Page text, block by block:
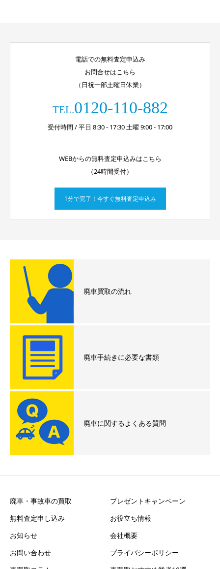
電話での無料査定申込み
お問合せはこちら
（日祝一部土曜日休業）
TEL.0120-110-882
受付時間 / 平日 8:30 - 17:30 土曜 9:00 - 17:00
WEBからの無料査定申込みはこちら
（24時間受付）
1分で完了！今すぐ無料査定申込み
廃車買取の流れ
廃車手続きに必要な書類
廃車に関するよくある質問
廃車・事故車の買取
プレゼントキャンペーン
無料査定申し込み
お役立ち情報
お知らせ
会社概要
お問い合わせ
プライバシーポリシー